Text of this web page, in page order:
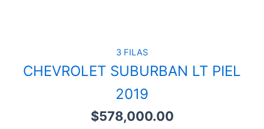
3 FILAS
CHEVROLET SUBURBAN LT PIEL
2019
$578,000.00